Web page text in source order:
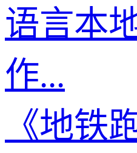
语言本
作...
《地铁